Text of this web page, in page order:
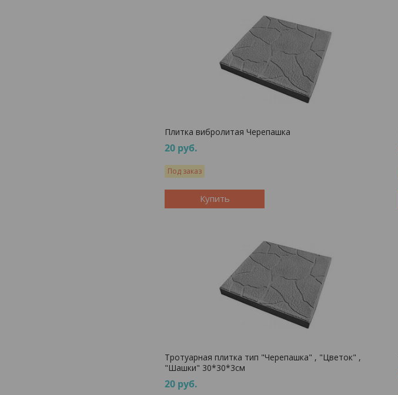
Плитка вибролитая Черепашка
20 руб.
Под заказ
Купить
Тротуарная плитка тип "Черепашка" , "Цветок" ,
"Шашки" 30*30*3см
20 руб.